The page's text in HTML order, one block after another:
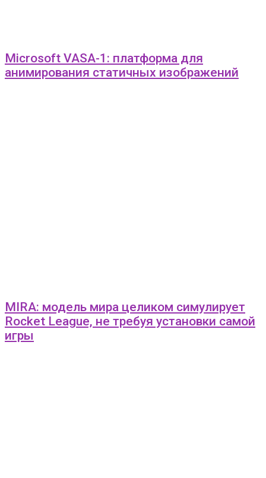
Microsoft VASA-1: платформа для
анимирования статичных изображений
MIRA: модель мира целиком симулирует
Rocket League, не требуя установки самой
игры